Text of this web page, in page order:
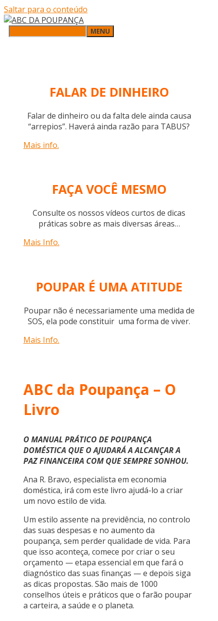
Saltar para o conteúdo
MENU
FALAR DE DINHEIRO
Falar de dinheiro ou da falta dele ainda causa
“arrepios”. Haverá ainda razão para TABUS?
Mais info.
FAÇA VOCÊ MESMO
Consulte os nossos vídeos curtos de dicas
práticas sobre as mais diversas áreas…
Mais Info.
POUPAR É UMA ATITUDE
Poupar não é necessariamente uma medida de
SOS, ela pode constituir uma forma de viver.
Mais Info.
ABC da Poupança – O
Livro
O MANUAL PRÁTICO DE POUPANÇA
DOMÉSTICA QUE O AJUDARÁ A ALCANÇAR A
PAZ FINANCEIRA COM QUE SEMPRE SONHOU.
Ana R. Bravo, especialista em economia
doméstica, irá com este livro ajudá-lo a criar
um novo estilo de vida.
Um estilo assente na previdência, no controlo
das suas despesas e no aumento da
poupança, sem perder qualidade de vida. Para
que isso aconteça, comece por criar o seu
orçamento — etapa essencial em que fará o
diagnóstico das suas finanças — e depois siga
as dicas propostas. São mais de 1000
conselhos úteis e práticos que o farão poupar
a carteira, a saúde e o planeta.